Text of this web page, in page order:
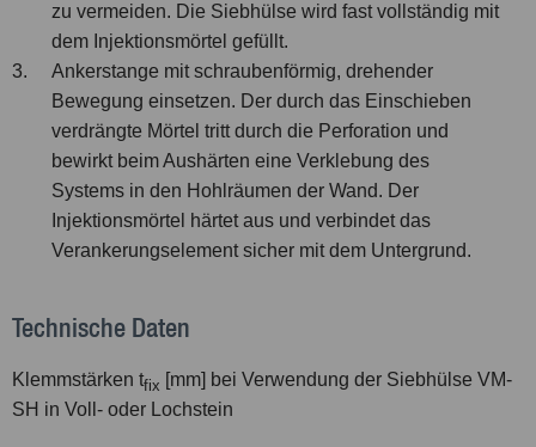
zu vermeiden. Die Siebhülse wird fast vollständig mit
dem Injektionsmörtel gefüllt.
3.
Ankerstange mit schraubenförmig, drehender
Bewegung einsetzen. Der durch das Einschieben
verdrängte Mörtel tritt durch die Perforation und
bewirkt beim Aushärten eine Verklebung des
Systems in den Hohlräumen der Wand. Der
Injektionsmörtel härtet aus und verbindet das
Verankerungselement sicher mit dem Untergrund.
Technische Daten
Klemmstärken tfix [mm] bei Verwendung der Siebhülse VM-
SH in Voll- oder Lochstein